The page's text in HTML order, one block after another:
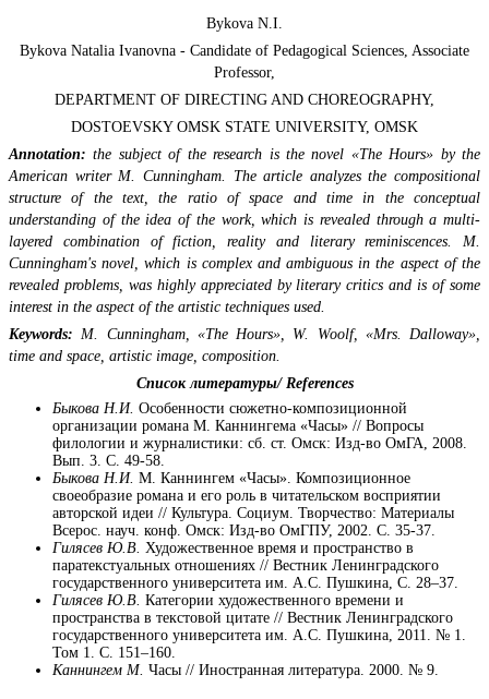
Bykova N.I.
Bykova Natalia Ivanovna - Candidate of Pedagogical Sciences, Associate
Professor,
DEPARTMENT OF DIRECTING AND CHOREOGRAPHY,
DOSTOEVSKY OMSK STATE UNIVERSITY, OMSK
Annotation: the subject of the research is the novel «The Hours» by the
American writer M. Cunningham. The article analyzes the compositional
structure of the text, the ratio of space and time in the conceptual
understanding of the idea of the work, which is revealed through a multi-
layered combination of fiction, reality and literary reminiscences. M.
Cunningham's novel, which is complex and ambiguous in the aspect of the
revealed problems, was highly appreciated by literary critics and is of some
interest in the aspect of the artistic techniques used.
Keywords: M. Cunningham, «The Hours», W. Woolf, «Mrs. Dalloway»,
time and space, artistic image, composition.
Список литературы/ References
Быкова Н.И. Особенности сюжетно-композиционной
организации романа М. Каннингема «Часы» // Вопросы
филологии и журналистики: сб. ст. Омск: Изд-во ОмГА, 2008.
Вып. 3. С. 49-58.
Быкова Н.И. М. Каннингем «Часы». Композиционное
своеобразие романа и его роль в читательском восприятии
авторской идеи // Культура. Социум. Творчество: Материалы
Всерос. науч. конф. Омск: Изд-во ОмГПУ, 2002. С. 35-37.
Гилясев Ю.В. Художественное время и пространство в
паратекстуальных отношениях // Вестник Ленинградского
государственного университета им. А.С. Пушкина, С. 28–37.
Гилясев Ю.В. Категории художественного времени и
пространства в текстовой цитате // Вестник Ленинградского
государственного университета им. А.С. Пушкина, 2011. № 1.
Том 1. С. 151–160.
Каннингем М. Часы // Иностранная литература. 2000. № 9.